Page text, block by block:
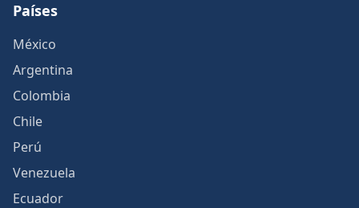
Países
México
Argentina
Colombia
Chile
Perú
Venezuela
Ecuador